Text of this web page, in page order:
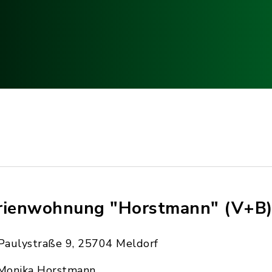
"Horstmann" (V+B)
9, 25704 Meldorf